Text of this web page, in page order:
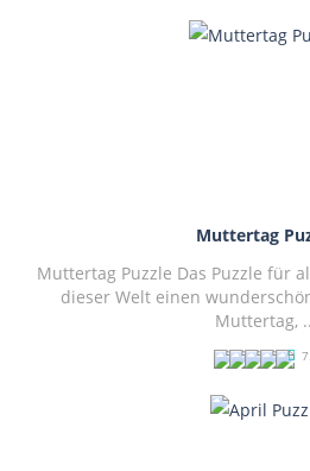
PLAY
Muttertag
Muttertag Puzzle Das Puzzle für
dieser Welt einen
Muttertag,